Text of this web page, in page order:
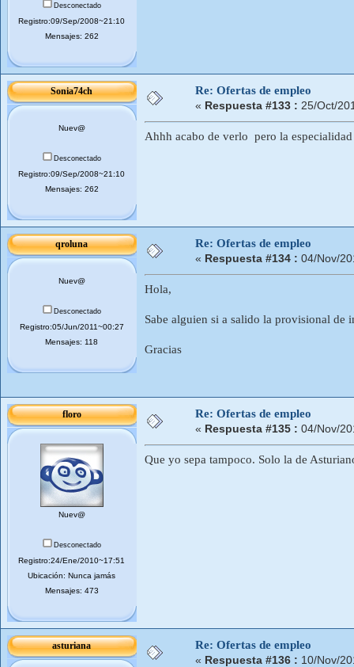
Desconectado
Registro:09/Sep/2008~21:10
Mensajes: 262
Sonia74ch
Nuev@
Desconectado
Registro:09/Sep/2008~21:10
Mensajes: 262
Re: Ofertas de empleo
« Respuesta #133 : 25/Oct/
Ahhh acabo de verlo pero la
qroluna
Nuev@
Desconectado
Registro:05/Jun/2011~00:27
Mensajes: 118
Re: Ofertas de empleo
« Respuesta #134 : 04/Nov/
Hola,
Sabe alguien si a salido la provisional de
Gracias
floro
Nuev@
Desconectado
Registro:24/Ene/2010~17:51
Ubicación: Nunca jamás
Mensajes: 473
Re: Ofertas de empleo
« Respuesta #135 : 04/Nov/
Que yo sepa tampoco. Solo la de
asturiana Re: Ofertas de empleo
« Respuesta #136 : 10/Nov/